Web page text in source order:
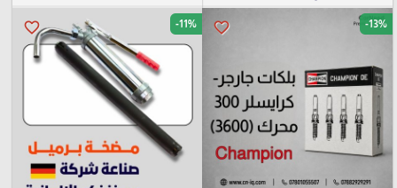
favorite_border -13%
favorite_border -11%